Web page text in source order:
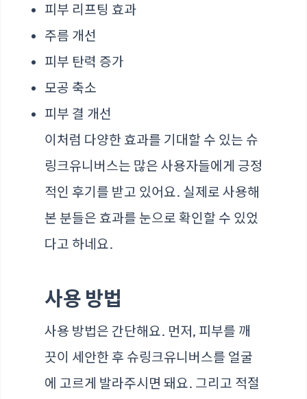
피부 리프팅 효과
주름 개선
피부 탄력 증가
모공 축소
피부 결 개선
이처럼 다양한 효과를 기대할 수 있는 슈
링크유니버스는 많은 사용자들에게 긍정
적인 후기를 받고 있어요. 실제로 사용해
본 분들은 효과를 눈으로 확인할 수 있었
다고 하네요.
사용 방법
사용 방법은 간단해요. 먼저, 피부를 깨
끗이 세안한 후 슈링크유니버스를 얼굴
에 고르게 발라주시면 돼요. 그리고 적절